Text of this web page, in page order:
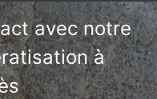
avec notre
à